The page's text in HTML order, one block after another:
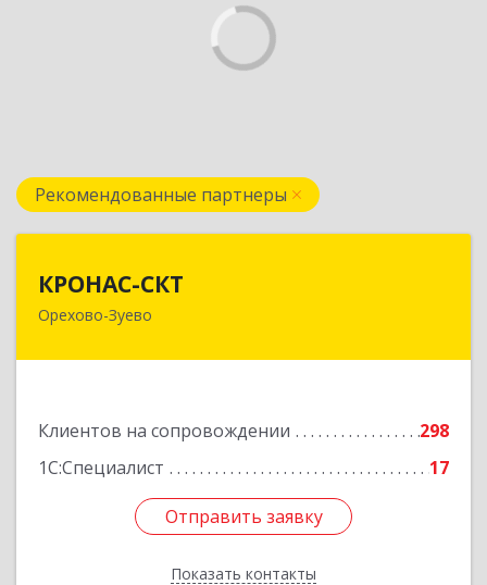
Рекомендованные партнеры
КРОНАС-СКТ
Орехово-Зуево
Клиентов на сопровождении
298
1С:Специалист
17
Отправить заявку
Показать контакты
142600, Московская обл, Орехово-Зуево г,
Отправить заявку
Назад